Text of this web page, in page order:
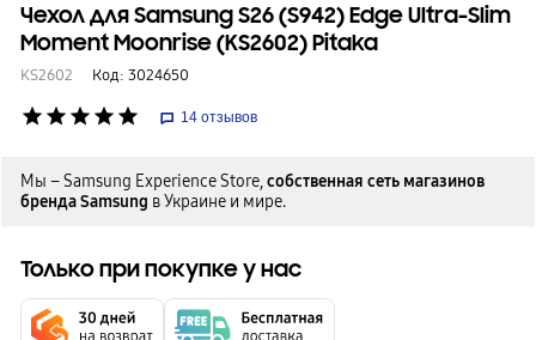
Чехол для Samsung S26 (S942) Edge Ultra-Slim
Moment Moonrise (KS2602) Pitaka
KS2602 Код: 3024650
star star star star star 14 отзывов
Мы – Samsung Experience Store,собственная сеть магазинов
бренда Samsung в Украине и мире.
Только при покупке у нас